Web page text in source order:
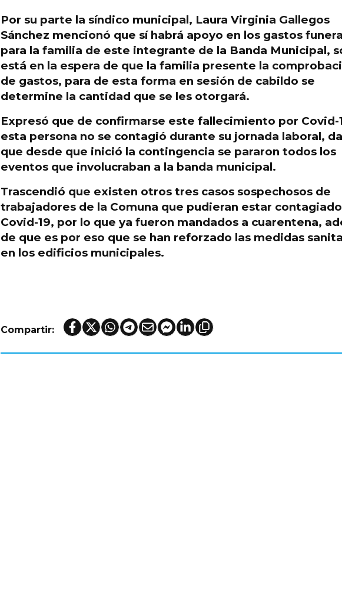
Por su parte la síndico municipal, Laura Virginia Gallegos
Sánchez mencionó que sí habrá apoyo en los gastos
para la familia de este integrante de la Banda Municipal,
está en la espera de que la familia presente la
de gastos, para de esta forma en sesión de cabildo se
determine la cantidad que se les otorgará.
Expresó que de confirmarse este fallecimiento por Covid-
esta persona no se contagió durante su jornada laboral,
que desde que inició la contingencia se pararon todos los
eventos que involucraban a la banda municipal.
Trascendió que existen otros tres casos sospechosos de
trabajadores de la Comuna que pudieran estar
Covid-19, por lo que ya fueron mandados a cuarentena,
de que es por eso que se han reforzado las medidas
en los edificios municipales.
Compartir: